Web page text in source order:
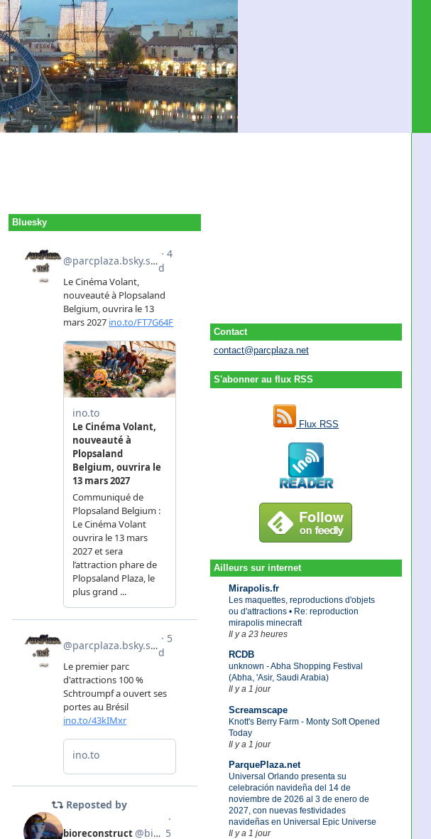
Contact
contact@parcplaza.net
S'abonner au flux RSS
Flux RSS
Ailleurs sur internet
Mirapolis.fr
Les maquettes, reproductions d'objets
ou d'attractions • Re: reproduction
mirapolis minecraft
Il y a 23 heures
RCDB
unknown - Abha Shopping Festival
(Abha, 'Asir, Saudi Arabia)
Il y a 1 jour
Screamscape
Knott's Berry Farm - Monty Soft Opened
Today
Il y a 1 jour
ParquePlaza.net
Universal Orlando presenta su
celebración navideña del 14 de
noviembre de 2026 al 3 de enero de
2027, con nuevas festividades
navideñas en Universal Epic Universe
Il y a 1 jour
Bluesky